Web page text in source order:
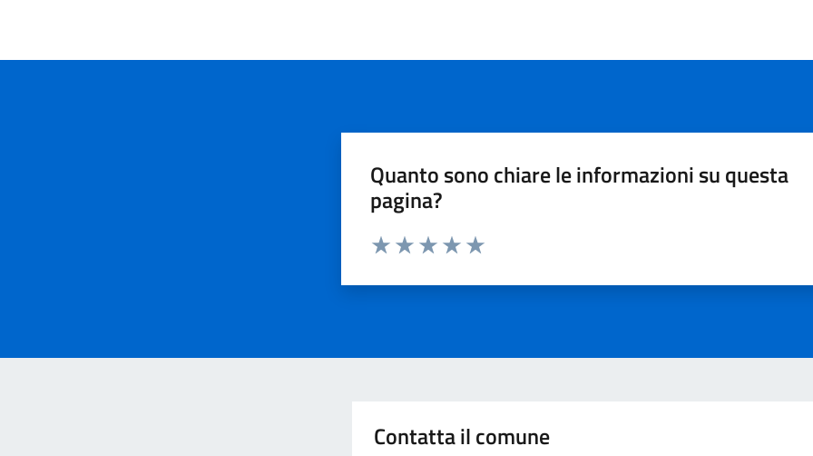
Quanto sono chiare le informazioni su questa
pagina?
Contatta il comune